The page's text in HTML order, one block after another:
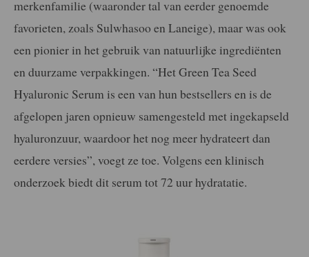
merkenfamilie (waaronder tal van eerder genoemde
favorieten, zoals Sulwhasoo en Laneige), maar was ook
een pionier in het gebruik van natuurlijke ingrediënten
en duurzame verpakkingen. “Het Green Tea Seed
Hyaluronic Serum is een van hun bestsellers en is de
afgelopen jaren opnieuw samengesteld met ingekapseld
hyaluronzuur, waardoor het nog meer hydrateert dan
eerdere versies”, voegt ze toe. Volgens een klinisch
onderzoek biedt dit serum tot 72 uur hydratatie.